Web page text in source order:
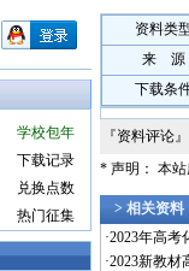
学校包年
下载记录
兑换点数
热门征集
资料类
来 源
下载条
『资料评论』
* 声明： 本
> 相关资料
·2023年高考
·2023新教材